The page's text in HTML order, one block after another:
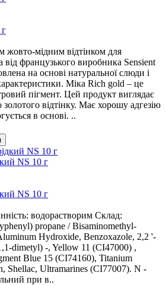
жовто-мідним відтінком для
французького виробника Sensient
на основі натуральної слюди і
Міка Rich gold – це
пігмент. Цей продукт виглядає
відтінку. Має хорошу адгезію
в основі. ..
NS 10 г
NS 10 г
водорастворим Склад:
propane / Bisaminomethyl-
Hydroxide, Benzoxazole, 2,2 '-
dimetyl) -, Yellow 11 (CI47000) ,
Blue 15 (CI74160), Titanium
Shellac, Ultramarines (CI77007). N -
при в..